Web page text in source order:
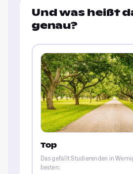
Und was heißt
genau?
Top
Das gefällt Studierenden in
besten: